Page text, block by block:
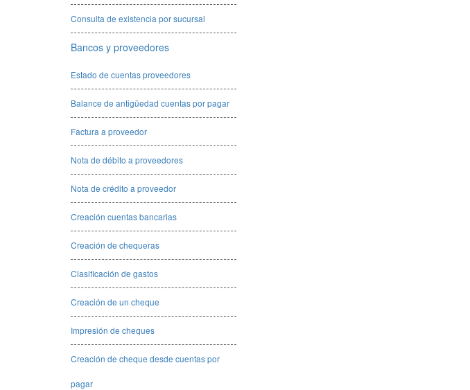
Consulta de existencia por sucursal
Bancos y proveedores
Estado de cuentas proveedores
Balance de antigüedad cuentas por pagar
Factura a proveedor
Nota de débito a proveedores
Nota de crédito a proveedor
Creación cuentas bancarias
Creación de chequeras
Clasificación de gastos
Creación de un cheque
Impresión de cheques
Creación de cheque desde cuentas por
pagar